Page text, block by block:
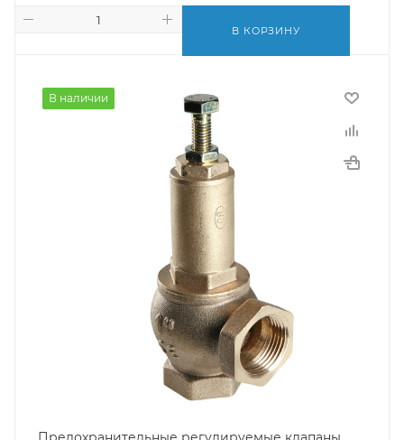
В КОРЗИНУ
В наличии